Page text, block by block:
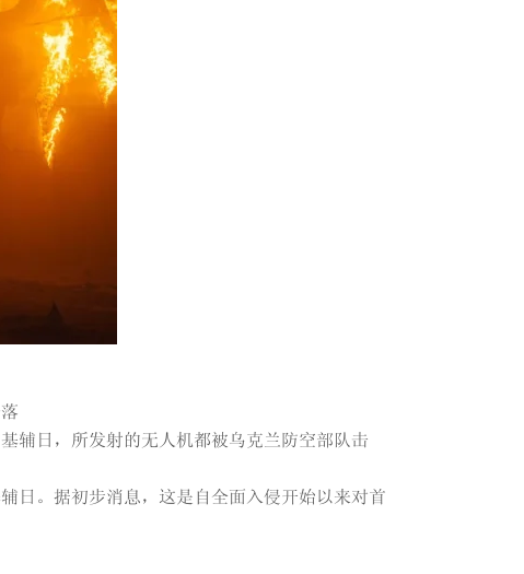
日，所发射的无人机都被乌克兰防空部队击
日。据初步消息，这是自全面入侵开始以来对首